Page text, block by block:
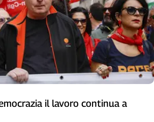
il lavoro continua a